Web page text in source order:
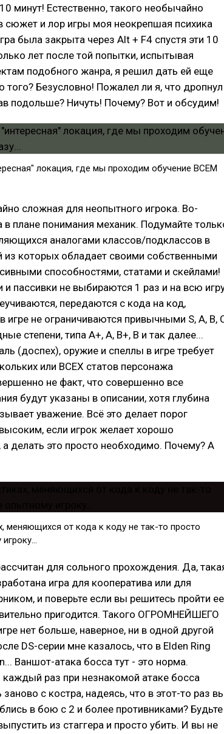
минут! Естественно, такого необычайно
сюжет и лор игры моя неокрепшая психика
была закрыта через Alt + F4 спустя эти 10
лет после той попытки, испытывая
подобного жанра, я решил дать ей еще
того? Безусловно! Пожалел ли я, что дропнул
подольше? Ничуть! Почему? Вот и обсудим!
локация, где мы проходим обучение ВСЕМ
сложная для неопытного игрока. Во-
плане понимания механик. Подумайте
аналогами классов/подклассов в
из которых обладает своими собственными
способностями, статами и скейлами!
и пассивки не выбираются 1 раз и на всю
передаются с кода на код,
игре не ограничиваются привычными S, A, B,
степени, типа A+, A, B+, B и так далее...
(доспех), оружие и спеллы в игре требует
или ВСЕХ статов персонажа
не факт, что совершенно все
будут указаны в описании, хотя глубина
уважение. Всё это делает порог
если игрок желает хорошо
а делать это просто необходимо. Почему? А
меняющихся от кода к коду не так-то просто
для сольного прохождения. Да,
игра для кооператива или для
и поверьте если вы решитесь пройти ее
пригодится. Такого ОГРОМНЕЙШЕГО
нет больше, наверное, ни в одной другой
DS-серии мне казалось, что в Elden Ring
Ваншот-атака босса тут - это норма.
каждый раз при незнакомой атаке босса
с костра, надеясь, что в этот-то раз
в бою с 2 и более противниками? Будьте
из стаггера и просто убить. И вы не